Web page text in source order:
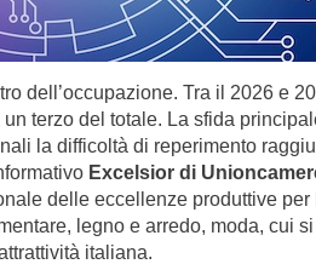
dell’occupazione. Tra il 2026 e
un terzo del totale. La sfida
la difficoltà di reperimento
Excelsior di
delle eccellenze produttive
legno e arredo, moda, cui
italiana.